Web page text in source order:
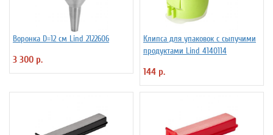
Воронка D=12 см Lind 2122606
3 300 р.
Клипса для упаковок с сыпучими
продуктами Lind 4140114
144 р.